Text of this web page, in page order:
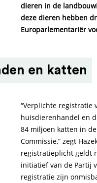
dieren in de
deze dieren hebben
Europarlementariër
en katten
“Verplichte registratie
huisdierenhandel en
84 miljoen katten in
Commissie,” zegt
registratieplicht geldt
initiatief van de Partij
registratie zijn